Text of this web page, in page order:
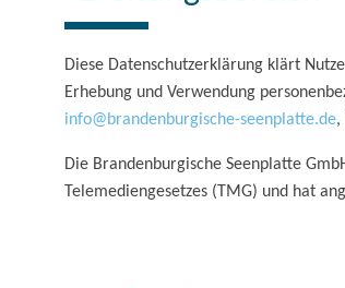
Diese Datenschutzerklärung klärt
Erhebung und Verwendung
info@brandenburgische-seenplatte.de,
Die Brandenburgische Seenplatte
Telemediengesetzes (TMG) und hat